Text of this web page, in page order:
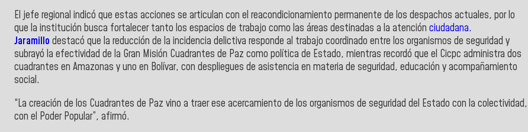
El jefe regional indicó que estas acciones se articulan con el reacondicionamiento permanente de los despachos actuales, por lo
que la institución busca fortalecer tanto los espacios de trabajo como las áreas destinadas a la atención ciudadana.
Jaramillo destacó que la reducción de la incidencia delictiva responde al trabajo coordinado entre los organismos de seguridad y
subrayó la efectividad de la Gran Misión Cuadrantes de Paz como política de Estado, mientras recordó que el Cicpc administra dos
cuadrantes en Amazonas y uno en Bolívar, con despliegues de asistencia en materia de seguridad, educación y acompañamiento
social.
“La creación de los Cuadrantes de Paz vino a traer ese acercamiento de los organismos de seguridad del Estado con la colectividad,
con el Poder Popular”, afirmó.